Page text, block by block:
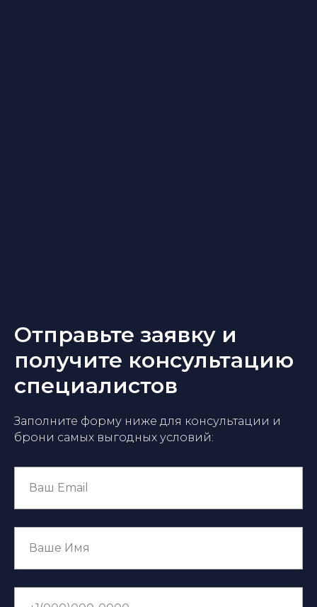
Отправьте заявку и
получите консультацию
специалистов
Заполните форму ниже для консультации и
брони самых выгодных условий: